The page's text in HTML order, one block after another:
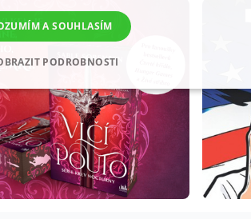
A SOUHLASÍM
PODROBNOSTI
FUNKČNÍ
Marketingové Funkční Nezařazené soubory
a správa účtu. Webové stránky nelze bez